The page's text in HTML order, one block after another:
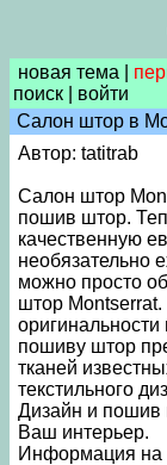
новая тема
поиск
войти
Салон штор в
Автор: tatitrab
Салон штор
пошив штор.
качественную
необязательно
можно просто
штор
пошиву штор
тканей
текстильного
Дизайн и пошив
Ваш интерьер.
Информация на